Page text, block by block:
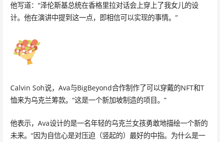
他写道：“泽伦斯基总统在香格里拉对话会上穿上了我女儿的设
计。他在演讲中提到这一点，即相信可以实现的事情。”
Calvin Soh说，Ava与BigBeyond合作制作了可以穿戴的NFT和T
恤来为乌克兰筹款。“这是一个新加坡制造的项目。”
他表示，Ava设计的是一名年轻的乌克兰女孩勇敢地描绘一个新的
未来。“因为自信心是对压迫（竖起的）最好的中指。为什么是一